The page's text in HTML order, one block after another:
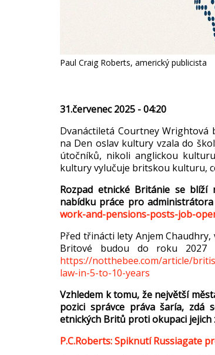
Paul Craig Roberts, americký publicista
31.červenec 2025 - 04:20
Dvanáctiletá Courtney Wrightová
na Den oslav kultury vzala do
útočníků, nikoli anglickou
kultury vylučuje britskou kulturu,
Rozpad etnické Británie se blíží
nabídku práce pro
work-and-pensions-posts-job-
Před třinácti lety Anjem Chaudhry,
Britové budou do roku 2027
https://notthebee.com/article/
law-in-5-to-10-years
Vzhledem k tomu, že největší m
pozici správce právašaría, zdá
etnických Britů proti okupaci jejich
P.C.Roberts: SpiknutíRussiagate